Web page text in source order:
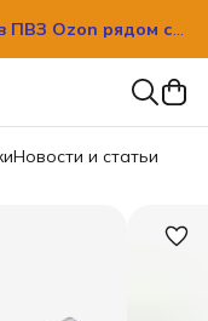
ПВЗ Ozon рядом с
ПВЗ Ozon рядом с
Новости и статьи